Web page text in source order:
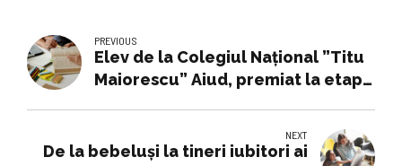
PREVIOUS
Elev de la Colegiul Național ”Titu
Maiorescu” Aiud, premiat la etapa
NEXT
De la bebeluși la tineri iubitori ai